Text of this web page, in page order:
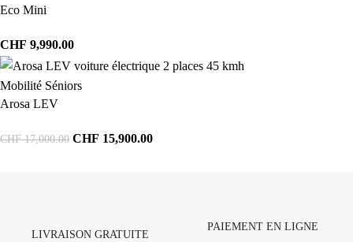
Eco Mini
CHF 9,990.00
Mobilité Séniors
Arosa LEV
CHF17,000.00 CHF 15,900.00
LIVRAISON GRATUITE
PAIEMENT EN LIGNE